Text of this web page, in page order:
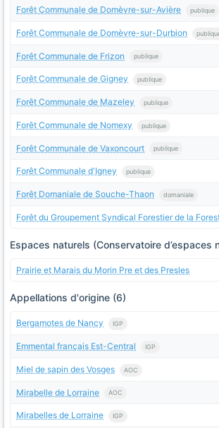
Forêt Communale de Domèvre-sur-Avière publique
Forêt Communale de Domèvre-sur-Durbion
Forêt Communale de Frizon publique
Forêt Communale de Gigney publique
Forêt Communale de Mazeley publique
Forêt Communale de Nomexy publique
Forêt Communale de Vaxoncourt publique
Forêt Communale d'Igney publique
Forêt Domaniale de Souche-Thaon domaniale
Forêt du Groupement Syndical Forestier de la
Espaces naturels (Conservatoire d’espaces
Prairie et Marais du Morin Pre et des Presles
Appellations d'origine (6)
Bergamotes de Nancy IGP
Emmental français Est-Central IGP
Miel de sapin des Vosges AOC
Mirabelle de Lorraine AOC
Mirabelles de Lorraine IGP